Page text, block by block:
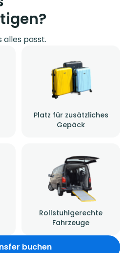
alles passt.
Platz für zusätzliches
Gepäck
Rollstuhlgerechte
Fahrzeuge
buchen